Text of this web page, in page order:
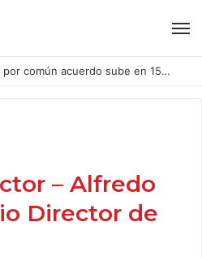
Designación de árbitros por común acuerdo sube en 15% en las causas ingresadas al CAM Santiago durante el primer semestre del año
– Alfredo
Director de